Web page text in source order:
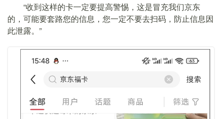
“收到这样的卡一定要提高警惕，这是冒充我们京东
的，可能要套路您的信息，您一定不要去扫码，防止信息因
此泄露。”